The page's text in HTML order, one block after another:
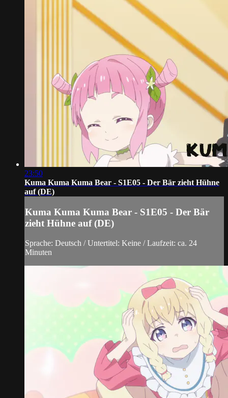
23:50
Kuma Kuma Kuma Bear - S1E05 - Der Bär zieht Hühne
auf (DE)
Kuma Kuma Kuma Bear - S1E05 - Der Bär
zieht Hühne auf (DE)
Sprache: Deutsch / Untertitel: Keine / Laufzeit: ca. 24
Minuten